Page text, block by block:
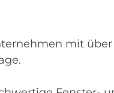
mit